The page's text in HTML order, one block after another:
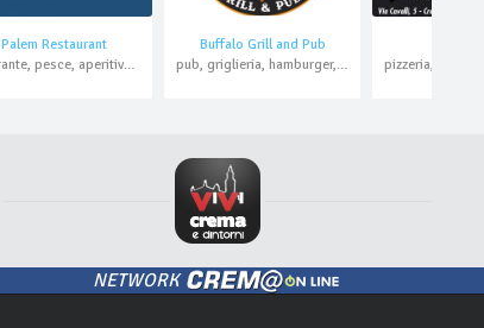
Palem Restaurant
ristorante, pesce, aperitivo, pranzo di lavoro
Buffalo Grill and Pub
pub, griglieria, hamburger, pizzeria, asporto
NETWORK